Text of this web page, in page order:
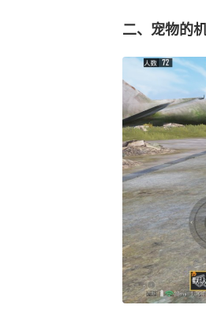
二、宠物的